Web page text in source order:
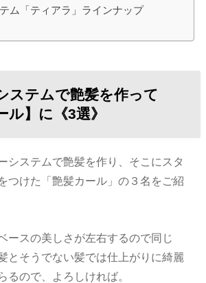
ム「ティアラ」ラインナップ
ステムで艶髪を作って
ル】に《3選》
システムで艶髪を作り、そこにスタ
つけた「艶髪カール」の３名をご紹
ースの美しさが左右するので同じ
とそうでない髪では仕上がりに綺麗
るので、よろしければ。